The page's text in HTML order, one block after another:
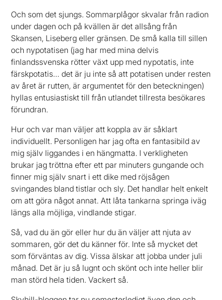
Och som det sjungs. Sommarplågor skvalar från radion
under dagen och på kvällen är det allsång från
Skansen, Liseberg eller gränsen. De små kalla till sillen
och nypotatisen (jag har med mina delvis
finlandssvenska rötter växt upp med nypotatis, inte
färskpotatis… det är ju inte så att potatisen under resten
av året är rutten, är argumentet för den beteckningen)
hyllas entusiastiskt till från utlandet tillresta besökares
förundran.
Hur och var man väljer att koppla av är såklart
individuellt. Personligen har jag ofta en fantasibild av
mig själv liggandes i en hängmatta. I verkligheten
brukar jag tröttna efter ett par minuters gungande och
finner mig själv snart i ett dike med röjsågen
svingandes bland tistlar och sly. Det handlar helt enkelt
om att göra något annat. Att låta tankarna springa iväg
längs alla möjliga, vindlande stigar.
Så, vad du än gör eller hur du än väljer att njuta av
sommaren, gör det du känner för. Inte så mycket det
som förväntas av dig. Vissa älskar att jobba under juli
månad. Det är ju så lugnt och skönt och inte heller blir
man störd hela tiden. Vackert så.